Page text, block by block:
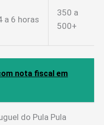
a 6 horas
350 a
500+
nota fiscal em
do Pula Pula